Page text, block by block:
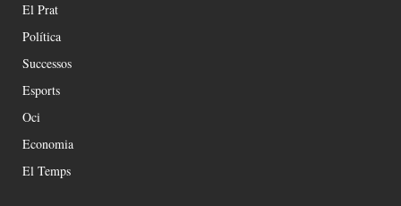
El Prat
Política
Successos
Esports
Oci
Economia
El Temps